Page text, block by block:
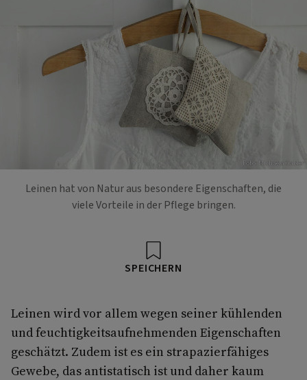
Foto: Michaela Gabler
Leinen hat von Natur aus besondere Eigenschaften, die
viele Vorteile in der Pflege bringen.
SPEICHERN
Leinen wird vor allem wegen seiner kühlenden
und feuchtigkeitsaufnehmenden Eigenschaften
geschätzt. Zudem ist es ein strapazierfähiges
Gewebe, das antistatisch ist und daher kaum